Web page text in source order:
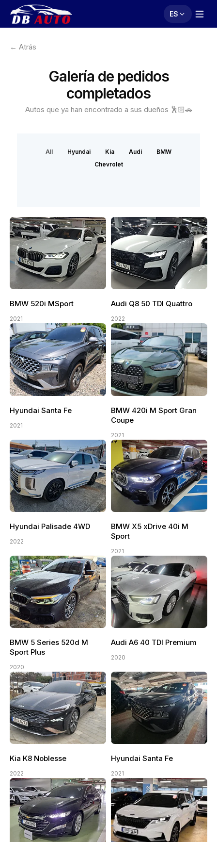
ES
← Atrás
Galería de pedidos
completados
Autos que ya han encontrado a sus dueños 🕺🏻🚗
All Hyundai Kia Audi
BMW
Chevrolet
BMW 520i MSport
2021
Audi Q8 50 TDI Quattro
2022
Hyundai Santa Fe
2021
BMW 420i M Sport Gran
Coupe
2021
Hyundai Palisade 4WD
2022
BMW X5 xDrive 40i M
Sport
2021
BMW 5 Series 520d M
Sport Plus
2020
Audi A6 40 TDI Premium
2020
Kia K8 Noblesse
2022
Hyundai Santa Fe
2021